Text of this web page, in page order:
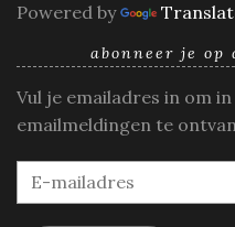
Powered by
abonneer je
Vul je emailadres in om
emailmeldingen te
E-
mailadres